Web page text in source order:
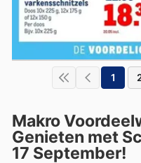
1
Makro
Genieten met
17 September!